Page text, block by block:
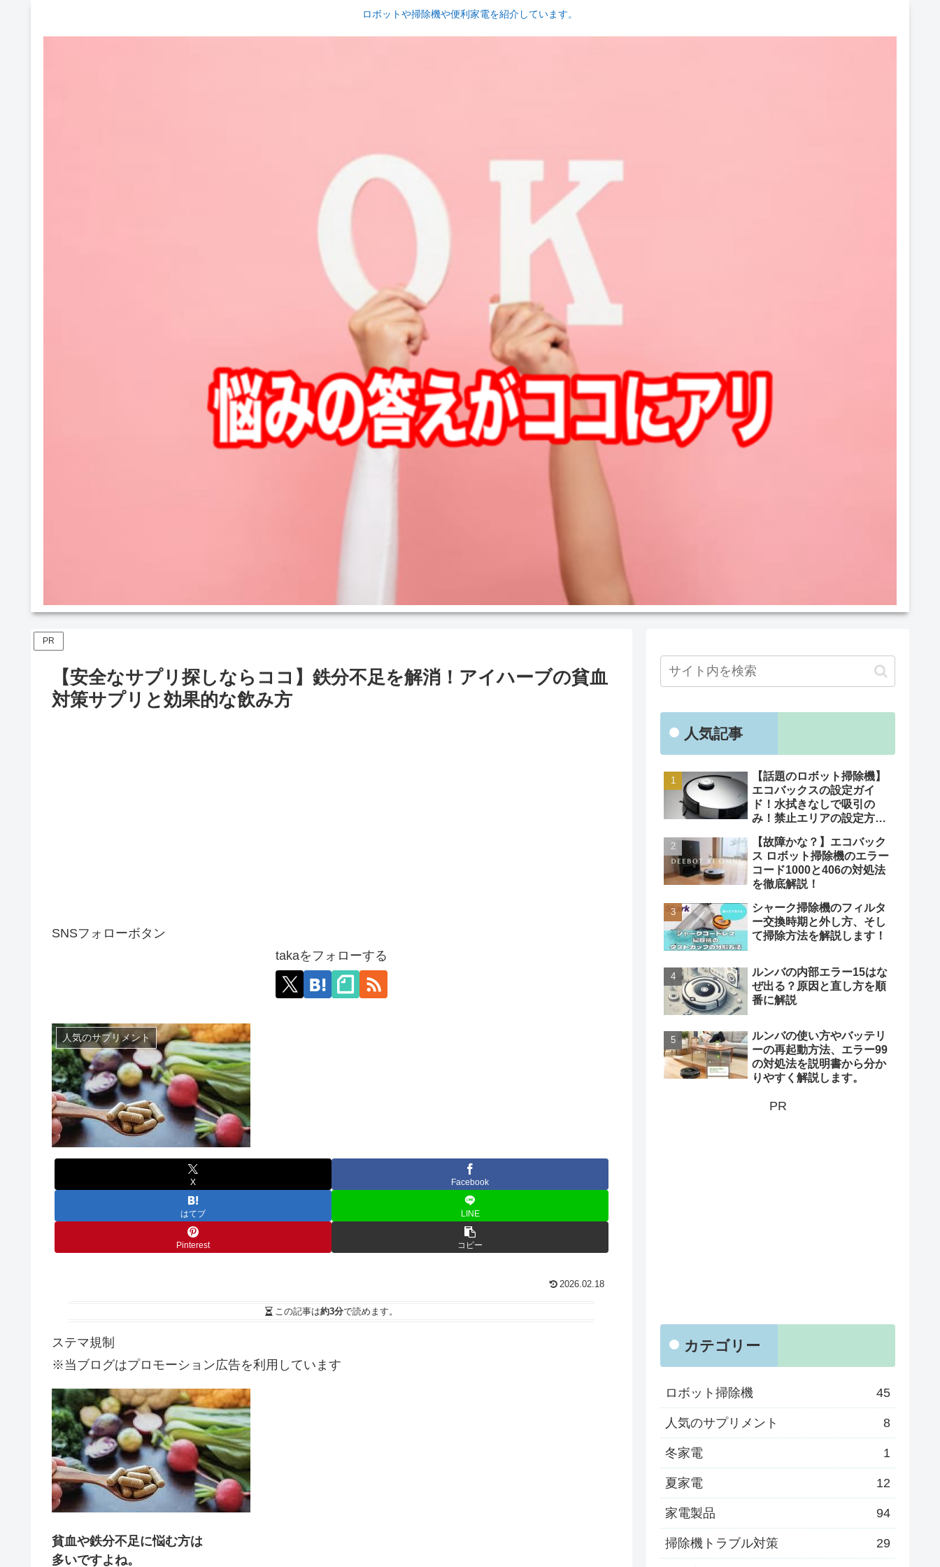
ロボットや掃除機や便利家電を紹介しています。
PR
【安全なサプリ探しならココ】鉄分不足を解消！アイハーブの貧血
対策サプリと効果的な飲み方
SNSフォローボタン
takaをフォローする
人気のサプリメント
X Facebook
はてブ LINE
Pinterest コピー
2026.02.18
この記事は約3分で読めます。
ステマ規制
※当ブログはプロモーション広告を利用しています
貧血や鉄分不足に悩む方は
多いですよね。
人気記事
【話題のロボット掃除機】
エコバックスの設定ガイ
ド！水拭きなしで吸引の
み！禁止エリアの設定方法
【故障かな？】エコバック
ス ロボット掃除機のエラー
コード1000と406の対処法
を徹底解説！
シャーク掃除機のフィルタ
ー交換時期と外し方、そし
て掃除方法を解説します！
ルンバの内部エラー15はな
ぜ出る？原因と直し方を順
番に解説
ルンバの使い方やバッテリ
ーの再起動方法、エラー99
の対処法を説明書から分か
りやすく解説します。
PR
カテゴリー
ロボット掃除機 45
人気のサプリメント 8
冬家電 1
夏家電 12
家電製品 94
掃除機トラブル対策 29